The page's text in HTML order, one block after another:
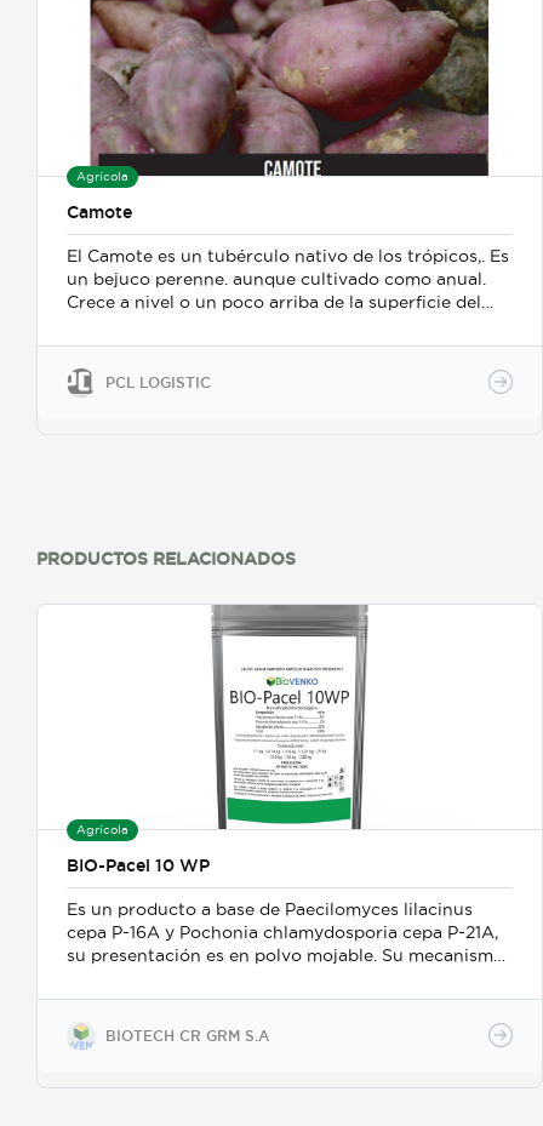
Agrícola
Camote
El Camote es un tubérculo nativo de los trópicos,. Es
un bejuco perenne. aunque cultivado como anual.
Crece a nivel o un poco arriba de la superficie del
procesadas de diferentes formas, La parte más
importante de la planta es la raíz, por transformarse
en tubérculo las raíces rastreras que acumulan
PCL LOGISTIC
PRODUCTOS RELACIONADOS
Agrícola
BIO-Pacel 10 WP
Es un producto a base de Paecilomyces lilacinus
cepa P-16A y Pochonia chlamydosporia cepa P-21A,
su presentación es en polvo mojable. Su mecanismo
contacto, se adhiere a las masas de huevos, forma
apresorios con hifas que ingresan a través de los
poros de la vitelina, posteriormente prolifera en los
BIOTECH CR GRM S.A